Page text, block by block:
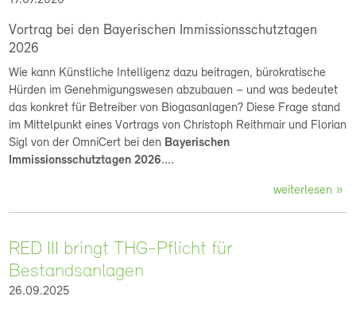
Vortrag bei den Bayerischen Immissionsschutztagen
2026
Wie kann Künstliche Intelligenz dazu beitragen, bürokratische
Hürden im Genehmigungswesen abzubauen – und was bedeutet
das konkret für Betreiber von Biogasanlagen? Diese Frage stand
im Mittelpunkt eines Vortrags von Christoph Reithmair und Florian
Sigl von der OmniCert bei den Bayerischen
Immissionsschutztagen 2026....
weiterlesen
RED III bringt THG-Pflicht für
Bestandsanlagen
26.09.2025